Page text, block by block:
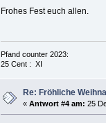
Frohes Fest euch allen.
Pfand counter 2023:
25 Cent : XI
Re: Fröhliche
«Antwort #4 am: 25